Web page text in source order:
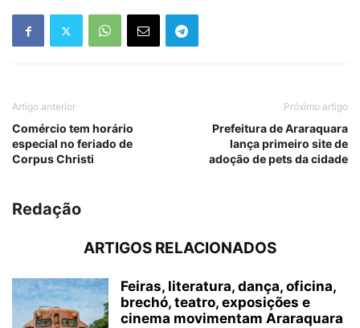
Artigo anterior
Comércio tem horário
especial no feriado de
Corpus Christi
Próximo artigo
Prefeitura de Araraquara
lança primeiro site de
adoção de pets da cidade
Redação
ARTIGOS RELACIONADOS
Feiras, literatura, dança, oficina,
brechó, teatro, exposições e
cinema movimentam Araraquara